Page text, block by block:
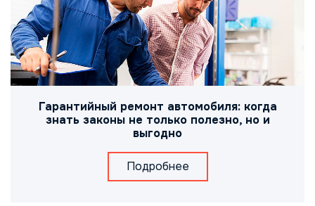
Гарантийный ремонт автомобиля: когда
знать законы не только полезно, но и
выгодно
Подробнее